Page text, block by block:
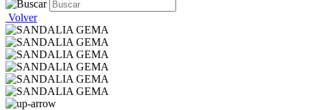
Volver